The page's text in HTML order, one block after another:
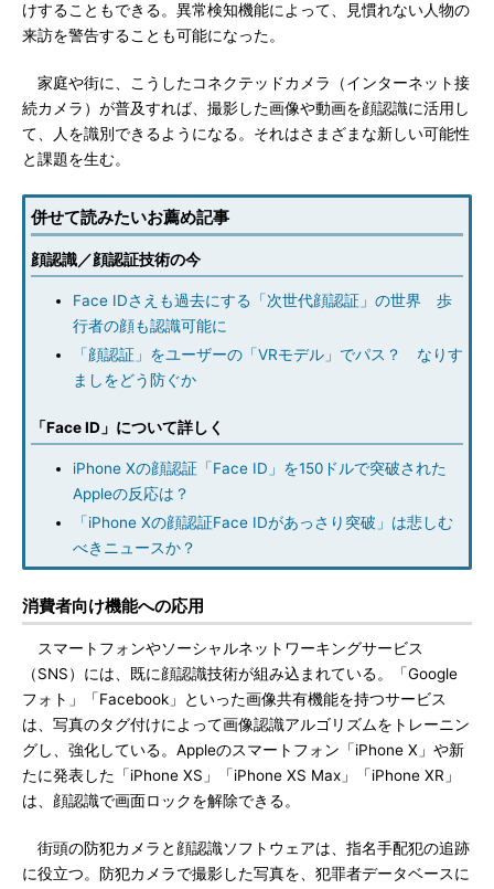
けすることもできる。異常検知機能によって、見慣れない人物の
来訪を警告することも可能になった。
家庭や街に、こうしたコネクテッドカメラ（インターネット接
続カメラ）が普及すれば、撮影した画像や動画を顔認識に活用し
て、人を識別できるようになる。それはさまざまな新しい可能性
と課題を生む。
併せて読みたいお薦め記事
顔認識／顔認証技術の今
Face IDさえも過去にする「次世代顔認証」の世界 歩
行者の顔も認識可能に
「顔認証」をユーザーの「VRモデル」でパス？ なりす
ましをどう防ぐか
「Face ID」について詳しく
iPhone Xの顔認証「Face ID」を150ドルで突破された
Appleの反応は？
「iPhone Xの顔認証Face IDがあっさり突破」は悲しむ
べきニュースか？
消費者向け機能への応用
スマートフォンやソーシャルネットワーキングサービス
（SNS）には、既に顔認識技術が組み込まれている。「Google
フォト」「Facebook」といった画像共有機能を持つサービス
は、写真のタグ付けによって画像認識アルゴリズムをトレーニン
グし、強化している。Appleのスマートフォン「iPhone X」や新
たに発表した「iPhone XS」「iPhone XS Max」「iPhone XR」
は、顔認識で画面ロックを解除できる。
街頭の防犯カメラと顔認識ソフトウェアは、指名手配犯の追跡
に役立つ。防犯カメラで撮影した写真を、犯罪者データベースに